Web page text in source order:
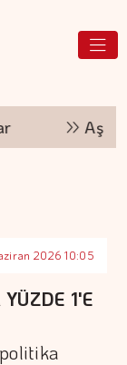
Aşırı
2026 10:05
1'E